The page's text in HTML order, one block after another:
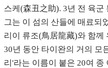
스케(森丑之助). 3년 전 육군
그는 이 섬의 산들에 매료되
리이 류조(鳥居龍藏)와 함께
30년 동안 타이완의 거의 모
리'라는 이름이 붙은 20여